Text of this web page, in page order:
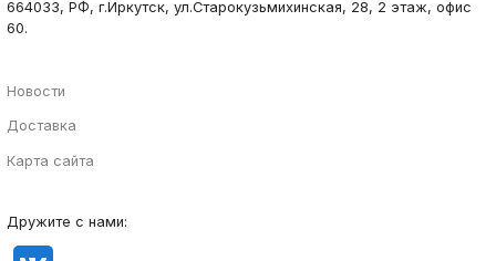
664033, РФ, г.Иркутск, ул.Старокузьмихинская, 28, 2 этаж, офис
60.
Новости
Доставка
Карта сайта
Дружите с нами: